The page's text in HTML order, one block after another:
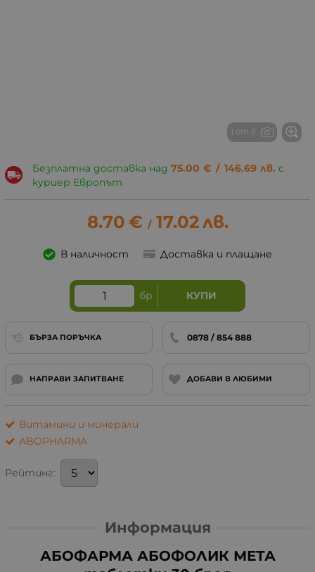
1 от 3
Безплатна доставка над 75.00 € / 146.69 лв. с
куриер Европът
8.70 € / 17.02лв.
В наличност Доставка и плащане
бр КУПИ
БЪРЗА ПОРЪЧКА 0878 / 854 888
НАПРАВИ ЗАПИТВАНЕ ДОБАВИ В ЛЮБИМИ
Витамини и минерали
ABOPHARMA
Рейтинг:
Информация
АБОФАРМА АБОФОЛИК МЕТА